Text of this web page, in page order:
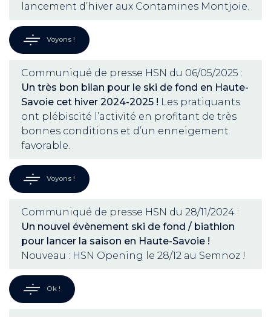
lancement d’hiver aux Contamines Montjoie.
Voyons !
Communiqué de presse HSN du 06/05/2025 :
Un très bon bilan pour le ski de fond en Haute-
Savoie cet hiver 2024-2025 ! Les pratiquants
ont plébiscité l’activité en profitant de très
bonnes conditions et d’un enneigement
favorable.
Voyons !
Communiqué de presse HSN du 28/11/2024 :
Un nouvel évènement ski de fond / biathlon
pour lancer la saison en Haute-Savoie !
Nouveau : HSN Opening le 28/12 au Semnoz !
Ok !